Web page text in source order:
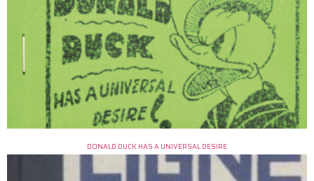
DONALD DUCK HAS A UNIVERSAL DESIRE